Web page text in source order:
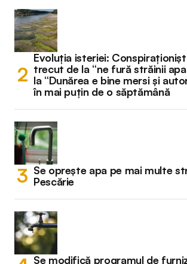
Evoluția isteriei:
trecut de la “ne fură străinii apa
la “Dunărea e bine mersi și
în mai puțin de o săptămână
Se oprește apa pe mai multe
Pescărie
Se modifică programul de